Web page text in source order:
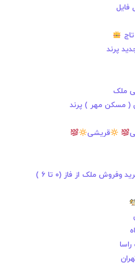
فایل
پرند
ملک
( مسکن مهر ) پرند
قریشی
ملک از فاز (۰ تا ۶ )